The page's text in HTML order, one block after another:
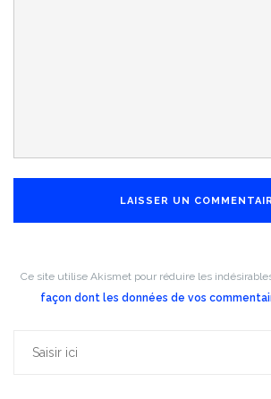
Ce site utilise Akismet pour réduire les
façon dont les données de vos
Rechercher :